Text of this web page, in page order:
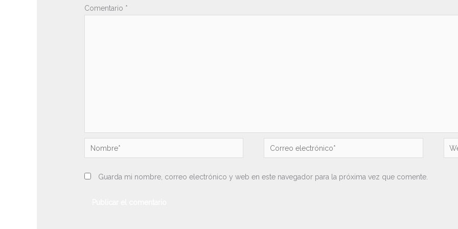
Comentario *
Nombre*
Correo
electrónico*
Guarda mi nombre, correo electrónico y web en este navegador para la próxima vez que comente.